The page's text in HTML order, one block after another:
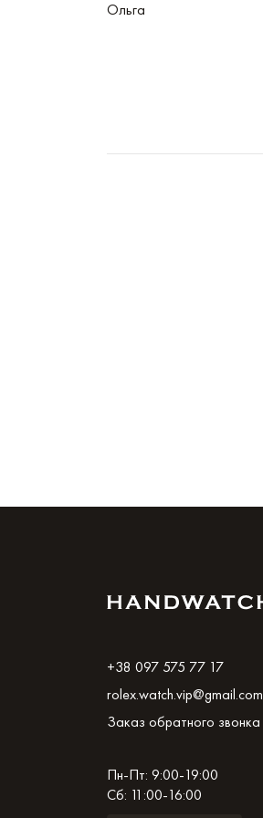
Ольга
+38 097 575 77 17
rolex.watch.vip@gmail.com
Заказ обратного звонка
Пн-Пт: 9:00-19:00
Сб: 11:00-16:00